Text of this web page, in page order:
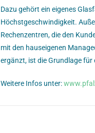
Dazu gehört ein eigenes
Höchstgeschwindigkeit.
Rechenzentren, die den
mit den hauseigenen
ergänzt, ist die Grundlage für
Weitere Infos unter: